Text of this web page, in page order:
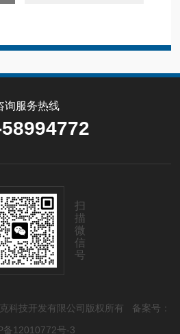
询服务热线
扫
描
微
信
号
科技开发有限公司版权所有 备案号：
备12010772号-3